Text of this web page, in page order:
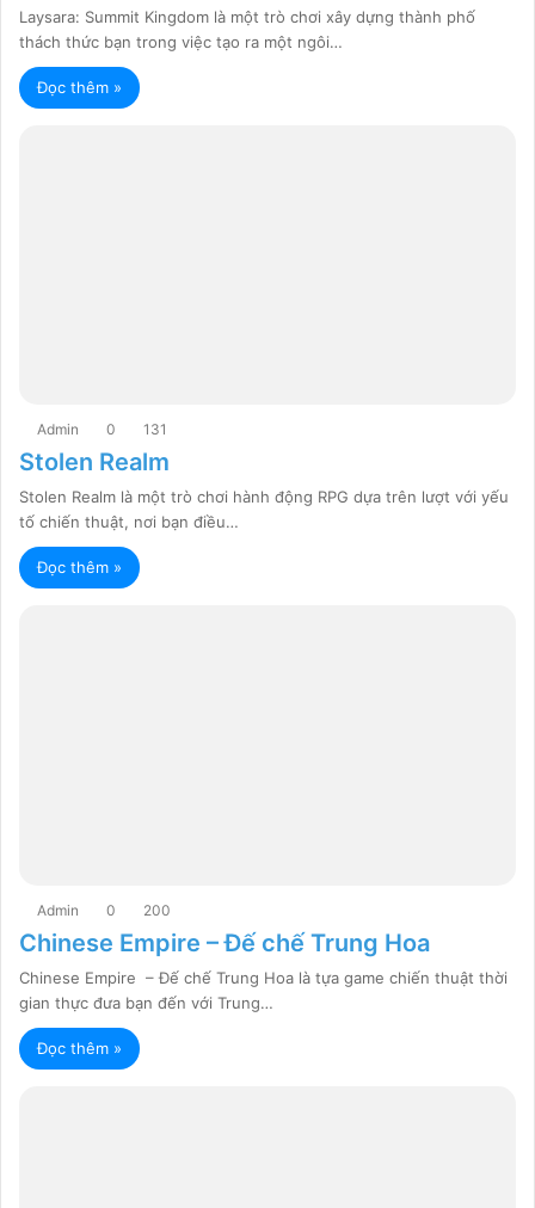
Laysara: Summit Kingdom là một trò chơi xây dựng thành phố
thách thức bạn trong việc tạo ra một ngôi…
Đọc thêm »
Admin 0 131
Stolen Realm
Stolen Realm là một trò chơi hành động RPG dựa trên lượt với yếu
tố chiến thuật, nơi bạn điều…
Đọc thêm »
Admin 0 200
Chinese Empire – Đế chế Trung Hoa
Chinese Empire – Đế chế Trung Hoa là tựa game chiến thuật thời
gian thực đưa bạn đến với Trung…
Đọc thêm »